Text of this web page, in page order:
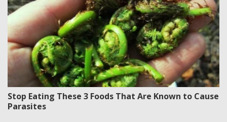
Stop Eating These 3 Foods That Are Known to Cause
Parasites